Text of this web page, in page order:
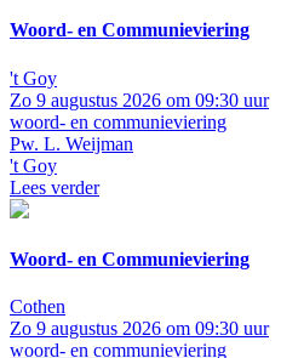
Woord- en Communieviering
't Goy
Zo 9 augustus 2026 om 09:30 uur
woord- en communieviering
Pw. L. Weijman
't Goy
Lees verder
Woord- en Communieviering
Cothen
Zo 9 augustus 2026 om 09:30 uur
woord- en communieviering